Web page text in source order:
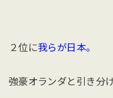
２位に我らが日本。
強豪オランダと引き分け